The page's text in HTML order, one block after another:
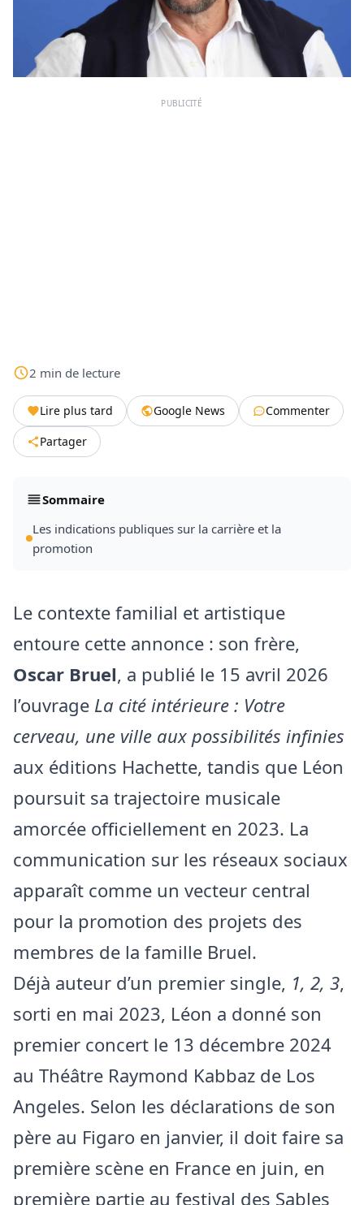
PUBLICITÉ
2 min de lecture
Lire plus tard Google News
Commenter
Partager
Sommaire
Les indications publiques sur la carrière et la
promotion
Le contexte familial et artistique
entoure cette annonce : son frère,
Oscar Bruel, a publié le 15 avril 2026
l’ouvrage La cité intérieure : Votre
cerveau, une ville aux possibilités infinies
aux éditions Hachette, tandis que Léon
poursuit sa trajectoire musicale
amorcée officiellement en 2023. La
communication sur les réseaux sociaux
apparaît comme un vecteur central
pour la promotion des projets des
membres de la famille Bruel.
Déjà auteur d’un premier single, 1, 2, 3,
sorti en mai 2023, Léon a donné son
premier concert le 13 décembre 2024
au Théâtre Raymond Kabbaz de Los
Angeles. Selon les déclarations de son
père au Figaro en janvier, il doit faire sa
première scène en France en juin, en
première partie au festival des Sables